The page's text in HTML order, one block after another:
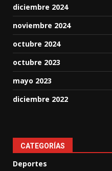
diciembre 2024
noviembre 2024
octubre 2024
octubre 2023
mayo 2023
diciembre 2022
CATEGORÍAS
Deportes